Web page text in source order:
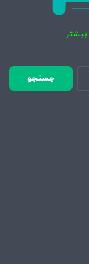
بیشتر
جستجو
برای: